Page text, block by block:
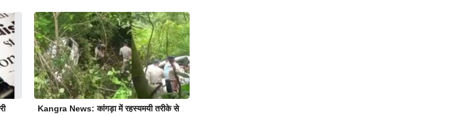
Kangra News: कांगड़ा में रहस्यमयी तरीके से